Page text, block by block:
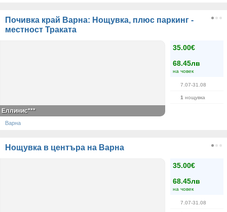
Почивка край Варна: Нощувка, плюс паркинг -
местност Траката
35.00€
68.45лв
на човек
7.07-31.08
1 нощувка
Еллинис***
Варна
Нощувка в центъра на Варна
35.00€
68.45лв
на човек
7.07-31.08